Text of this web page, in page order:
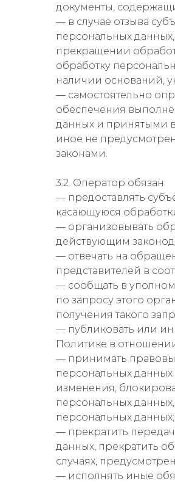
документы,
— в случае отзыва
персональных
прекращении
обработку
наличии оснований,
— самостоятельно
обеспечения
данных и принятыми
иное не
законами.
3.2. Оператор обязан:
— предоставлять
касающуюся
— организовывать
действующим
— отвечать на
представителей в
— сообщать в
по запросу этого
получения такого
— публиковать или
Политике в
— принимать
персональных
изменения,
персональных
персональных данных;
— прекратить
данных, прекратить
случаях,
— исполнять иные